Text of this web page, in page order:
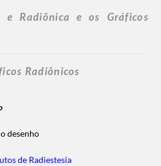
e Radiônica e os Gráficos
Radiônicos
desenho
de Radiestesia